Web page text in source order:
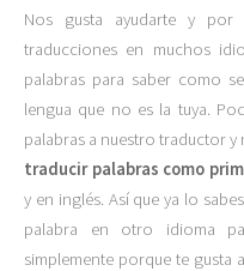
Nos gusta ayudarte y
traducciones en muchos
palabras para saber como
lengua que no es la tuya.
palabras a nuestro traductor
traducir palabras como
y en inglés. Así que ya lo
palabra en otro idioma
simplemente porque te gusta